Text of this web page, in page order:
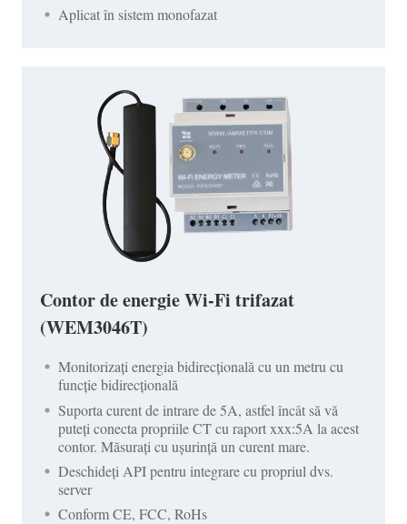
Aplicat în sistem monofazat
Contor de energie Wi-Fi trifazat
(WEM3046T)
Monitorizați energia bidirecțională cu un metru cu
funcție bidirecțională
Suporta curent de intrare de 5A, astfel încât să vă
puteți conecta propriile CT cu raport xxx:5A la acest
contor. Măsurați cu ușurință un curent mare.
Deschideți API pentru integrare cu propriul dvs.
server
Conform CE, FCC, RoHs